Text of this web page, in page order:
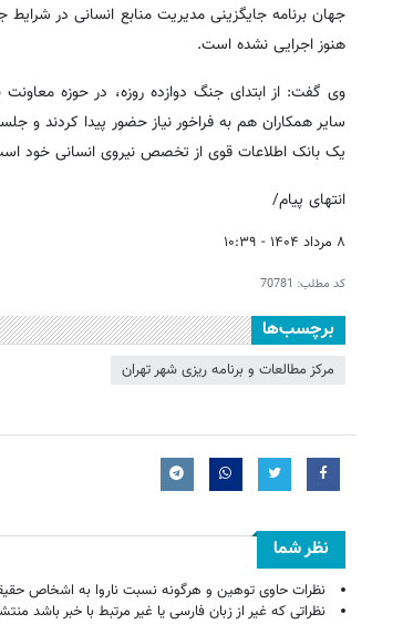
جهان برنامه جایگزینی مدیریت منابع انسانی در
هنوز اجرایی نشده است.
سایر همکاران هم به فراخور نیاز حضور پیدا کردند و
یک بانک اطلاعات قوی از تخصص نیروی انسانی خود
انتهای پیام/
۸ مرداد ۱۴۰۴ - ۱۰:۳۹
کد مطلب: 70781
برچسب‌ها
مرکز مطالعات و برنامه ریزی شهر تهران
نظر شما
نظرات حاوی توهین و هرگونه نسبت ناروا به اشخاص
نظراتی که غیر از زبان فارسی یا غیر مرتبط با خبر باشد